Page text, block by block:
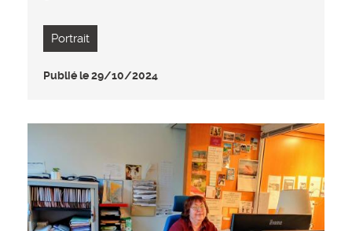
Portrait
Publié le 29/10/2024